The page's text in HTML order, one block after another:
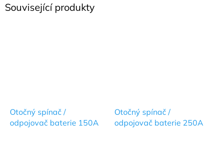
Související produkty
Otočný spínač /
odpojovač baterie 150A
Otočný spínač /
odpojovač baterie 250A